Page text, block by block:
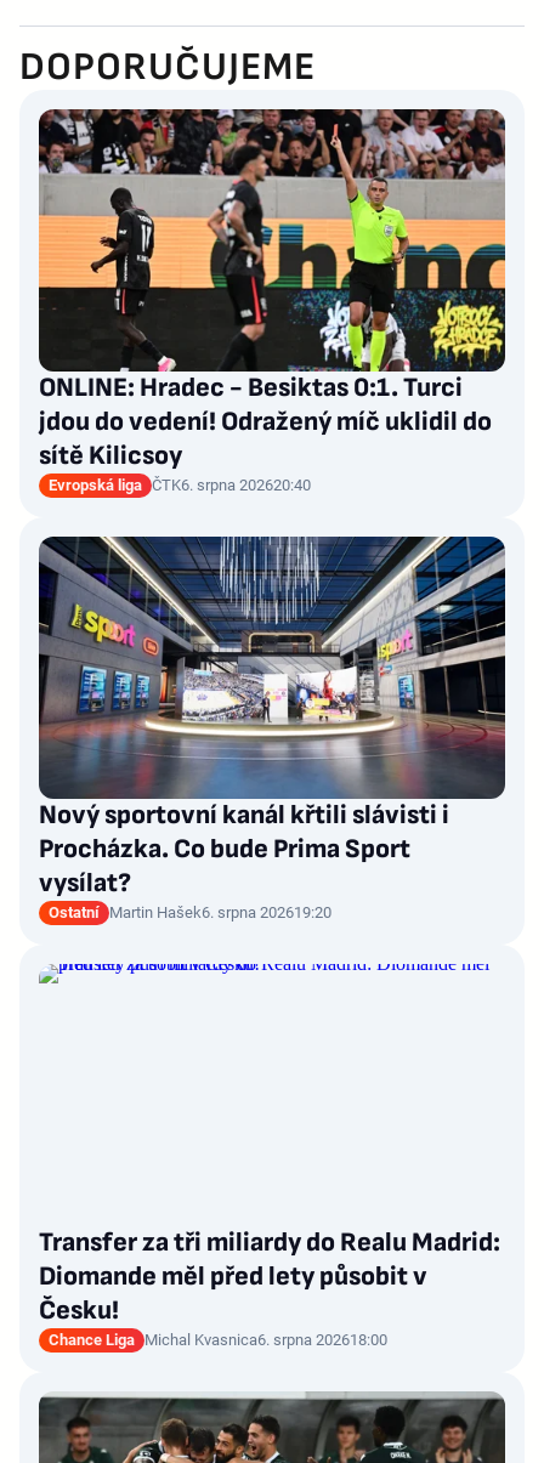
DOPORUČUJEME
ONLINE: Hradec - Besiktas 0:1. Turci
jdou do vedení! Odražený míč uklidil do
sítě Kilicsoy
Evropská liga ČTK6. srpna 202620:40
Nový sportovní kanál křtili slávisti i
Procházka. Co bude Prima Sport
vysílat?
Ostatní Martin Hašek6. srpna 202619:20
Transfer za tři miliardy do Realu Madrid:
Diomande měl před lety působit v
Česku!
Chance Liga Michal Kvasnica6. srpna 202618:00